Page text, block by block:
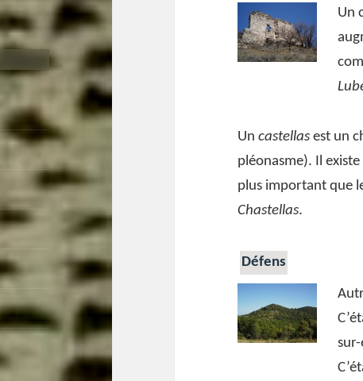
Un
Uncastellas est un
pléonasme). Il
plus important que
Chastellas.
Défens